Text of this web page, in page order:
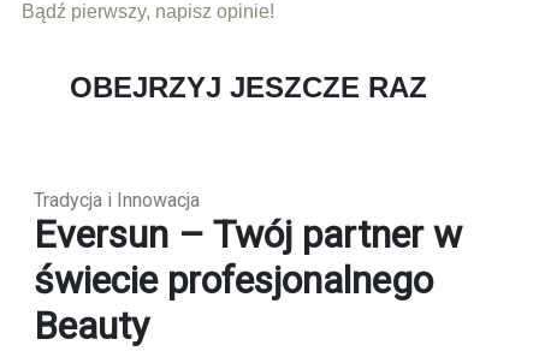
Bądź pierwszy, napisz opinie!
OBEJRZYJ JESZCZE RAZ
Tradycja i Innowacja
Eversun – Twój partner w
świecie profesjonalnego
Beauty